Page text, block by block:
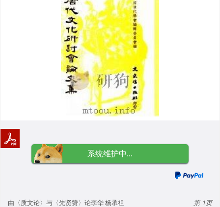
系统维护中...
由〈质文论〉与〈先贤赞〉论李华 杨承祖
1